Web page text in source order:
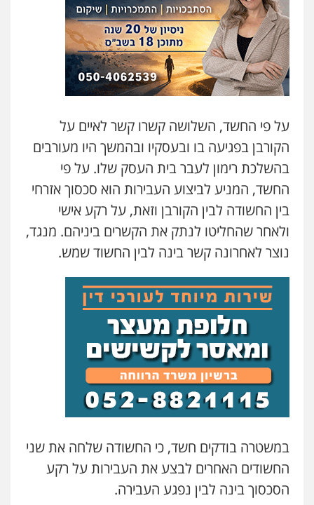
סלימאן אבו שעירה – משרד עורכי דין
פלילי בטחוני צבאי נזיקין
0547780927
עו"ד אסף גונן
פלילי פשע חמור תעבורה צבא מעצרים
0542255161
גל דהן – משרד עורך דין פלילי
פלילי סמים
וחקירות
0544723840
עו"ד ראוף נג'אר
פלילי עורכי דין לענייני אסירים מעצרים
0548009246
עדי כרמלי – חברת עו"ד
פלילי כלכלי עורכי דין לענייני אסירים
0525060666
גיא זהבי משרד עורכי דין
503456449
עו"ד איהאב ג'לג'ולי
פלילי מעצרים וחקירות עורכי דין לענייני
על פי החשד, השלושה קשרו קשר לאיים על
הקורבן בפגיעה בו ובעסקיו ובהמשך היו מעורבים
בהשלכת רימון לעבר בית העסק שלו. על פי
החשד, המניע לביצוע העבירות הוא סכסוך אזרחי
בין החשודה לבין הקורבן וזאת, על רקע אישי
ולאחר שהחליטו לנתק את הקשרים ביניהם. מנגד,
נוצר לאחרונה קשר בינה לבין החשוד שמש.
במשטרה בודקים חשד, כי החשודה שלחה את שני
החשודים האחרים לבצע את העבירות על רקע
הסכסוך בינה לבין נפגע העבירה.